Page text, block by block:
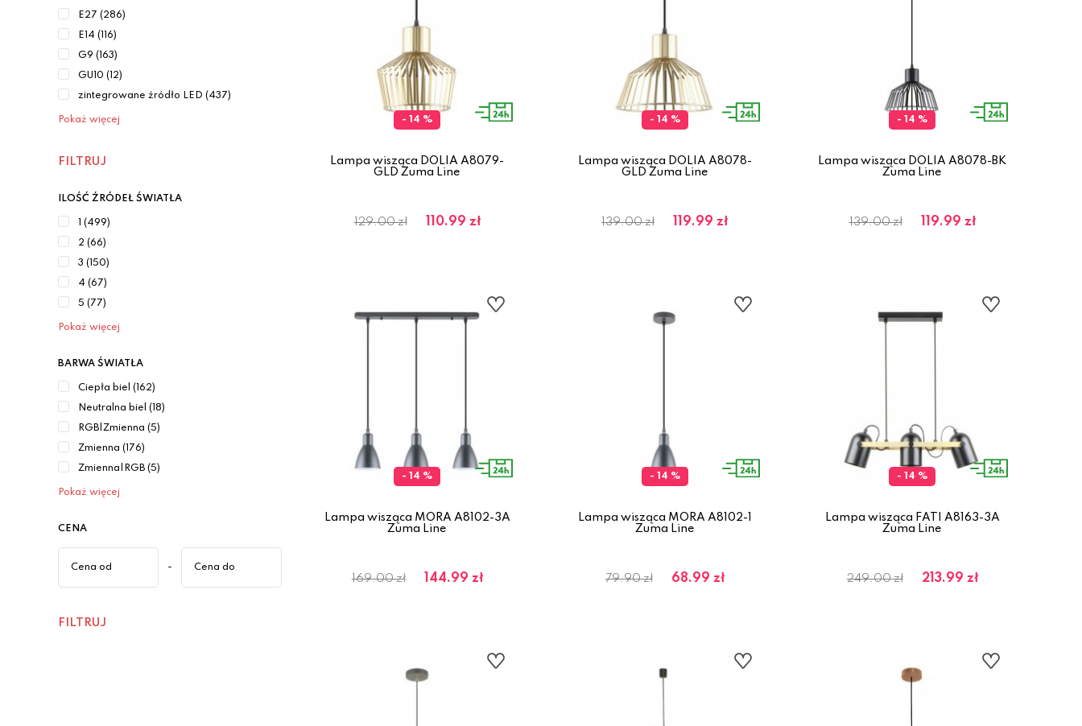
E27 (286)
E14 (116)
G9 (163)
GU10 (12)
zintegrowane źródło LED (437)
Pokaż więcej
FILTRUJ
ILOŚĆ ŹRÓDEŁ ŚWIATŁA
1 (499)
2 (66)
3 (150)
4 (67)
5 (77)
Pokaż więcej
BARWA ŚWIATŁA
Ciepła biel (162)
Neutralna biel (18)
RGB|Zmienna (5)
Zmienna (176)
Zmienna|RGB (5)
Pokaż więcej
CENA
-
FILTRUJ
- 14 %
Lampa wisząca DOLIA A8079-
GLD Zuma Line
129.00 zł 110.99 zł
- 14 %
Lampa wisząca DOLIA A8078-
GLD Zuma Line
139.00 zł 119.99 zł
- 14 %
Lampa wisząca DOLIA A8078-BK
Zuma Line
139.00 zł 119.99 zł
- 14 %
Lampa wisząca MORA A8102-3A
Zuma Line
169.00 zł 144.99 zł
- 14 %
Lampa wisząca MORA A8102-1
Zuma Line
79.90 zł 68.99 zł
- 14 %
Lampa wisząca FATI A8163-3A
Zuma Line
249.00 zł 213.99 zł